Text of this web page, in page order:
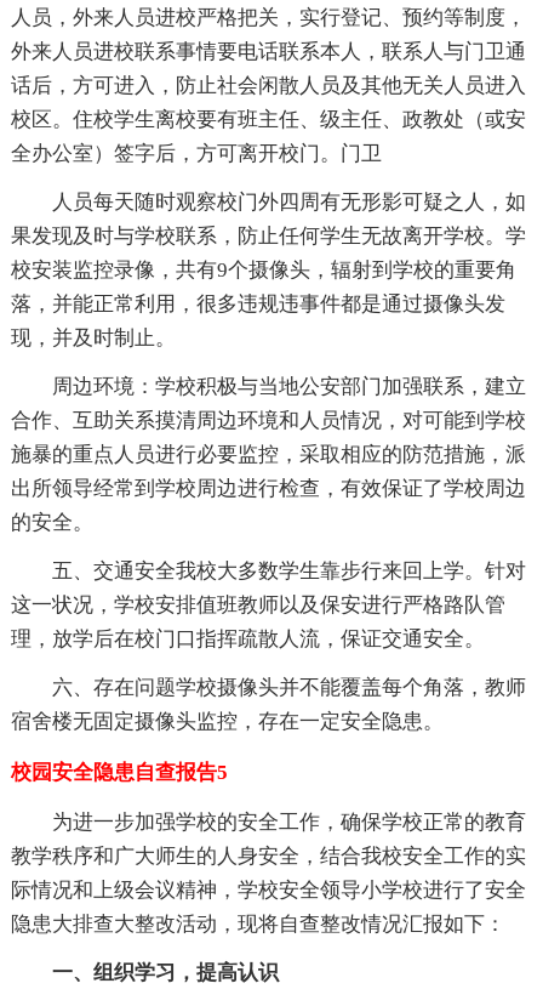
人员，外来人员进校严格把关，实行登记、预约等制度，
外来人员进校联系事情要电话联系本人，联系人与门卫通
话后，方可进入，防止社会闲散人员及其他无关人员进入
校区。住校学生离校要有班主任、级主任、政教处（或安
全办公室）签字后，方可离开校门。门卫
人员每天随时观察校门外四周有无形影可疑之人，如
果发现及时与学校联系，防止任何学生无故离开学校。学
校安装监控录像，共有9个摄像头，辐射到学校的重要角
落，并能正常利用，很多违规违事件都是通过摄像头发
现，并及时制止。
周边环境：学校积极与当地公安部门加强联系，建立
合作、互助关系摸清周边环境和人员情况，对可能到学校
施暴的重点人员进行必要监控，采取相应的防范措施，派
出所领导经常到学校周边进行检查，有效保证了学校周边
的安全。
五、交通安全我校大多数学生靠步行来回上学。针对
这一状况，学校安排值班教师以及保安进行严格路队管
理，放学后在校门口指挥疏散人流，保证交通安全。
六、存在问题学校摄像头并不能覆盖每个角落，教师
宿舍楼无固定摄像头监控，存在一定安全隐患。
校园安全隐患自查报告5
为进一步加强学校的安全工作，确保学校正常的教育
教学秩序和广大师生的人身安全，结合我校安全工作的实
际情况和上级会议精神，学校安全领导小学校进行了安全
隐患大排查大整改活动，现将自查整改情况汇报如下：
一、组织学习，提高认识